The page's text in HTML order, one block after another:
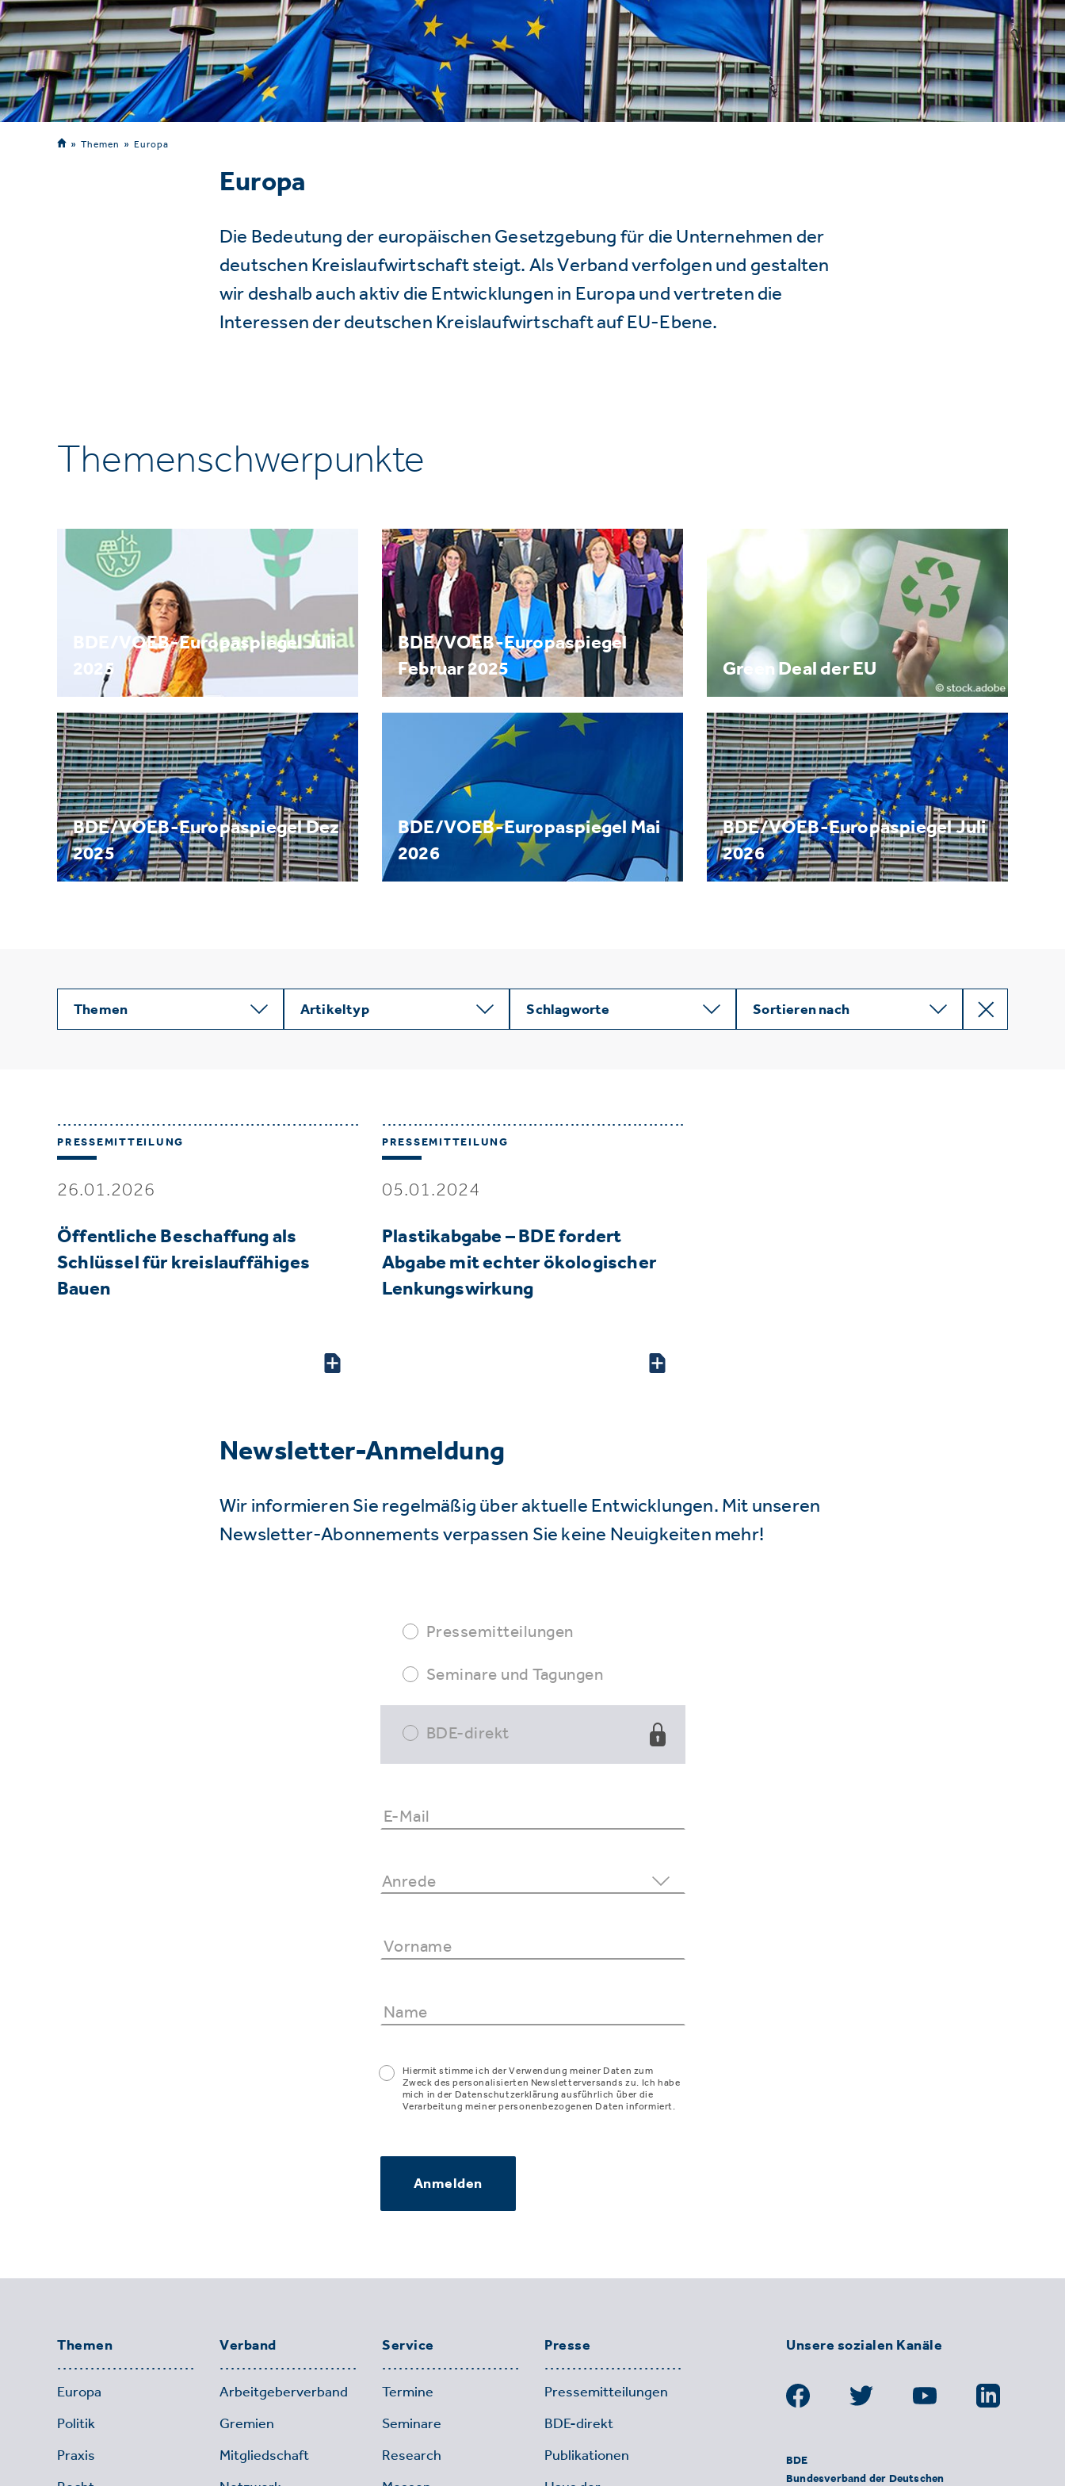
Themen Europa
Europa
Die Bedeutung der europäischen Gesetzgebung für die Unternehmen der
deutschen Kreislaufwirtschaft steigt. Als Verband verfolgen und gestalten
wir deshalb auch aktiv die Entwicklungen in Europa und vertreten die
Interessen der deutschen Kreislaufwirtschaft auf EU-Ebene.
Themenschwerpunkte
BDE/VOEB-Europaspiegel Juli
2025
BDE/VOEB-Europaspiegel
Februar 2025
Green Deal der EU
BDE/VOEB-Europaspiegel Dez
2025
BDE/VOEB-Europaspiegel Mai
2026
BDE/VOEB-Europaspiegel Juli
2026
Themen Artikeltyp Schlagworte Sortieren nach
PRESSEMITTEILUNG
26.01.2026
Öffentliche Beschaffung als
Schlüssel für kreislauffähiges
Bauen
PRESSEMITTEILUNG
05.01.2024
Plastikabgabe – BDE fordert
Abgabe mit echter ökologischer
Lenkungswirkung
Newsletter-Anmeldung
Wir informieren Sie regelmäßig über aktuelle Entwicklungen. Mit unseren
Newsletter-Abonnements verpassen Sie keine Neuigkeiten mehr!
Pressemitteilungen
Seminare und Tagungen
BDE-direkt
Hiermit stimme ich der Verwendung meiner Daten zum
Zweck des personalisierten Newsletterversands zu. Ich habe
mich in der Datenschutzerklärung ausführlich über die
Verarbeitung meiner personenbezogenen Daten informiert.
Anmelden
Themen
Europa
Politik
Praxis
Verband
Arbeitgeberverband
Gremien
Mitgliedschaft
Service
Termine
Seminare
Research
Presse
Pressemitteilungen
BDE-direkt
Publikationen
Unsere sozialen Kanäle
BDE
Bundesverband der Deutschen